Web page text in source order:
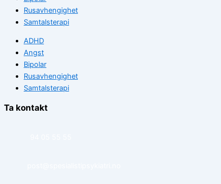
Rusavhengighet
Samtalsterapi
ADHD
Angst
Bipolar
Rusavhengighet
Samtalsterapi
Ta kontakt